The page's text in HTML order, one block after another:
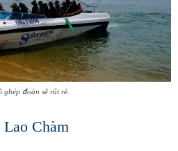
ghép đoàn sẽ rất rẻ.
Lao Chàm